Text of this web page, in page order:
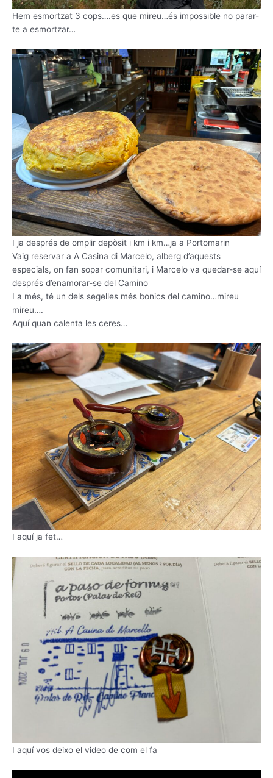
Hem esmortzat 3 cops….es que mireu…és impossible no parar-
te a esmortzar…
I ja després de omplir depòsit i km i km…ja a Portomarin
Vaig reservar a A Casina di Marcelo, alberg d’aquests
especials, on fan sopar comunitari, i Marcelo va quedar-se aquí
després d’enamorar-se del Camino
I a més, té un dels segelles més bonics del camino…mireu
mireu….
Aquí quan calenta les ceres…
I aquí ja fet…
I aquí vos deixo el video de com el fa